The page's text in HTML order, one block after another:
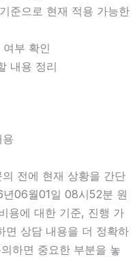
준으로 현재 적용 가능한
부 확인
내용 정리
전에 현재 상황을 간단
06월01일 08시52분 원
용에 대한 기준, 진행 가
면 상담 내용을 더 정확하
하면 중요한 부분을 놓